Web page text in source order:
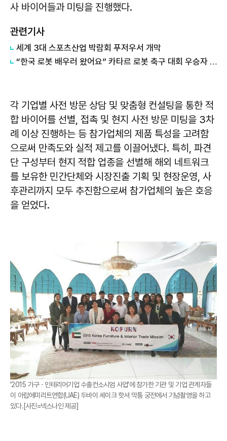
사 바이어들과 미팅을 진행했다.
관련기사
세계 3대 스포츠산업 박람회 푸저우서 개막
“한국 로봇 배우러 왔어요” 카타르 로봇 축구 대회 우승자 한국 방문
각 기업별 사전 방문 상담 및 맞춤형 컨설팅을 통한 적
합 바이어를 선별, 접촉 및 현지 사전 방문 미팅을 3차
례 이상 진행하는 등 참가업체의 제품 특성을 고려함
으로써 만족도와 실적 제고를 이끌어냈다. 특히, 파견
단 구성부터 현지 적합 업종을 선별해 해외 네트워크
를 보유한 민간단체와 시장진출 기획 및 현장운영, 사
후관리까지 모두 추진함으로써 참가업체의 높은 호응
을 얻었다.
'2015 가구ㆍ인테리어기업 수출컨소시엄 사업'에 참가한 기관 및 기업 관계자들
이 아랍에미리트연합(UAE) 두바이 셰이크 핫셔 막툼 궁전에서 기념촬영을 하고
있다.[사진=넥스나인 제공]